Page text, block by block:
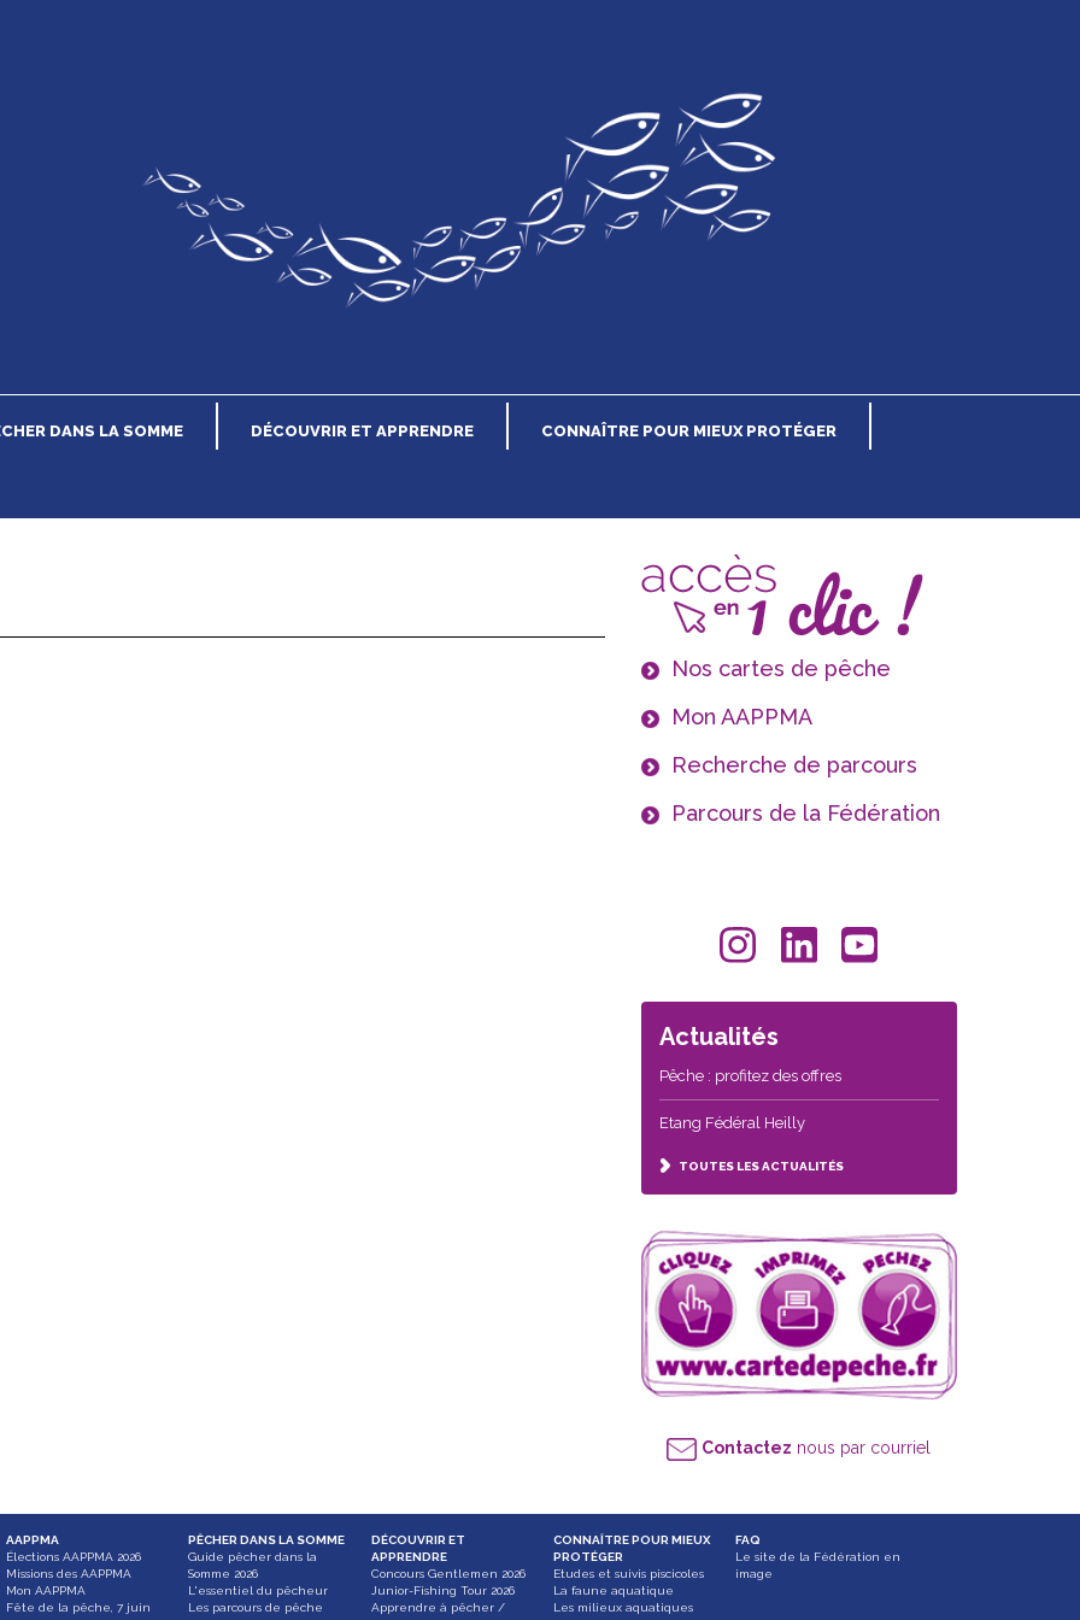
DANS LA SOMME DÉCOUVRIR ET APPRENDRE CONNAÎTRE POUR MIEUX PROTÉGER
Nos cartes de pêche
Mon AAPPMA
Recherche de parcours
Parcours de la Fédération
Actualités
Pêche : profitez des offres
Etang Fédéral Heilly
TOUTES LES ACTUALITÉS
Contactez nous par courriel
AAPPMA
Élections AAPPMA 2026
Missions des AAPPMA
Mon AAPPMA
Fête de la pêche, 7 juin
PÊCHER DANS LA SOMME
Guide pêcher dans la
Somme 2026
L'essentiel du pêcheur
Les parcours de pêche
DÉCOUVRIR ET
APPRENDRE
Concours Gentlemen 2026
Junior-Fishing Tour 2026
Apprendre à pêcher /
CONNAÎTRE POUR MIEUX
PROTÉGER
Etudes et suivis piscicoles
La faune aquatique
Les milieux aquatiques
FAQ
Le site de la Fédération en
image